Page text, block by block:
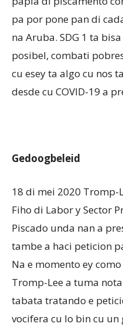
pa por pone pan di
na Aruba. SDG 1 ta
posibel, combati
cu esey ta algo cu nos
desde cu COVID-19 a
Gedoogbeleid
18 di mei 2020 Tromp-
Fiho di Labor y Sector
Piscado unda nan a
tambe a haci peticion
Na e momento ey
Tromp-Lee a tuma
tabata tratando e
vocifera cu lo bin cu